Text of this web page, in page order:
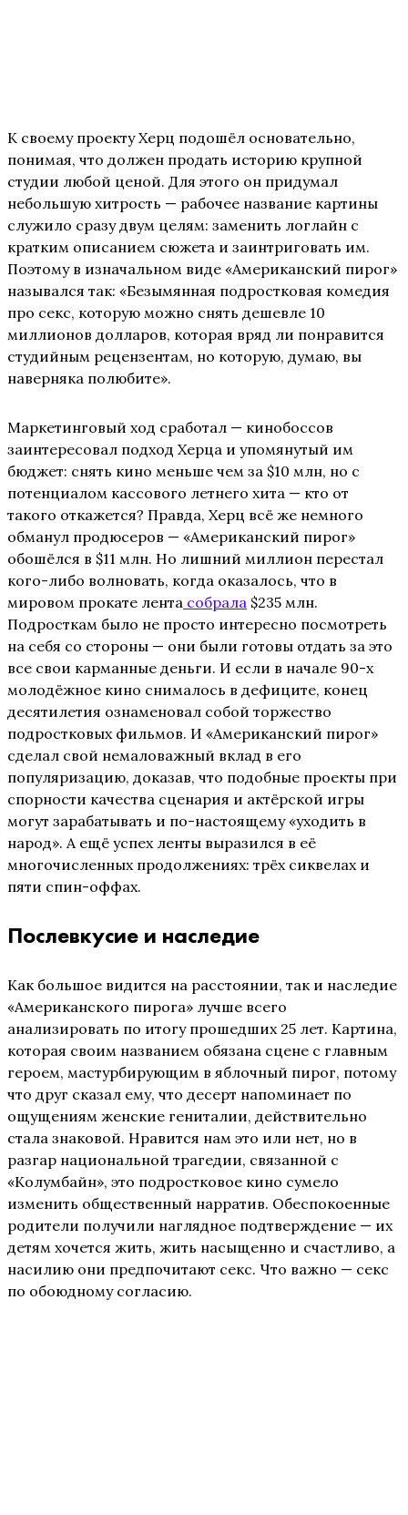
К своему проекту Херц подошёл основательно,
понимая, что должен продать историю крупной
студии любой ценой. Для этого он придумал
небольшую хитрость — рабочее название картины
служило сразу двум целям: заменить логлайн с
кратким описанием сюжета и заинтриговать им.
Поэтому в изначальном виде «Американский пирог»
назывался так: «Безымянная подростковая комедия
про секс, которую можно снять дешевле 10
миллионов долларов, которая вряд ли понравится
студийным рецензентам, но которую, думаю, вы
наверняка полюбите».
Маркетинговый ход сработал — кинобоссов
заинтересовал подход Херца и упомянутый им
бюджет: снять кино меньше чем за $10 млн, но с
потенциалом кассового летнего хита — кто от
такого откажется? Правда, Херц всё же немного
обманул продюсеров — «Американский пирог»
обошёлся в $11 млн. Но лишний миллион перестал
кого-либо волновать, когда оказалось, что в
мировом прокате лента собрала $235 млн.
Подросткам было не просто интересно посмотреть
на себя со стороны — они были готовы отдать за это
все свои карманные деньги. И если в начале 90-х
молодёжное кино снималось в дефиците, конец
десятилетия ознаменовал собой торжество
подростковых фильмов. И «Американский пирог»
сделал свой немаловажный вклад в его
популяризацию, доказав, что подобные проекты при
спорности качества сценария и актёрской игры
могут зарабатывать и по-настоящему «уходить в
народ». А ещё успех ленты выразился в её
многочисленных продолжениях: трёх сиквелах и
пяти спин-оффах.
Послевкусие и наследие
Как большое видится на расстоянии, так и наследие
«Американского пирога» лучше всего
анализировать по итогу прошедших 25 лет. Картина,
которая своим названием обязана сцене с главным
героем, мастурбирующим в яблочный пирог, потому
что друг сказал ему, что десерт напоминает по
ощущениям женские гениталии, действительно
стала знаковой. Нравится нам это или нет, но в
разгар национальной трагедии, связанной с
«Колумбайн», это подростковое кино сумело
изменить общественный нарратив. Обеспокоенные
родители получили наглядное подтверждение — их
детям хочется жить, жить насыщенно и счастливо, а
насилию они предпочитают секс. Что важно — секс
по обоюдному согласию.